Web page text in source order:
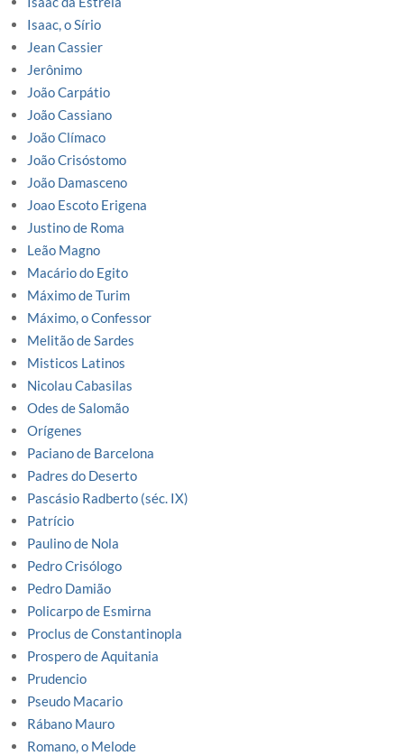
Isaac, o Sírio
Jean Cassier
Jerônimo
João Carpátio
João Cassiano
João Clímaco
João Crisóstomo
João Damasceno
Joao Escoto Erigena
Justino de Roma
Leão Magno
Macário do Egito
Máximo de Turim
Máximo, o Confessor
Melitão de Sardes
Misticos Latinos
Nicolau Cabasilas
Odes de Salomão
Orígenes
Paciano de Barcelona
Padres do Deserto
Pascásio Radberto (séc. IX)
Patrício
Paulino de Nola
Pedro Crisólogo
Pedro Damião
Policarpo de Esmirna
Proclus de Constantinopla
Prospero de Aquitania
Prudencio
Pseudo Macario
Rábano Mauro
Romano, o Melode